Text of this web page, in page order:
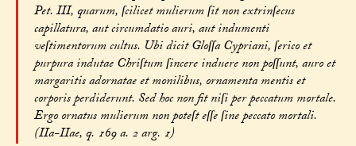
Pet. III, quarum, ſcilicet mulierum ſit non extrinſecus
capillatura, aut circumdatio auri, aut indumenti
veſtimentorum cultus. Ubi dicit Gloſſa Cypriani, ſerico et
purpura indutae Chriſtum ſincere induere non poſſunt, auro et
margaritis adornatae et monilibus, ornamenta mentis et
corporis perdiderunt. Sed hoc non fit niſi per peccatum mortale.
Ergo ornatus mulierum non poteſt eſſe ſine peccato mortali.
(IIa-IIae, q. 169 a. 2 arg. 1)